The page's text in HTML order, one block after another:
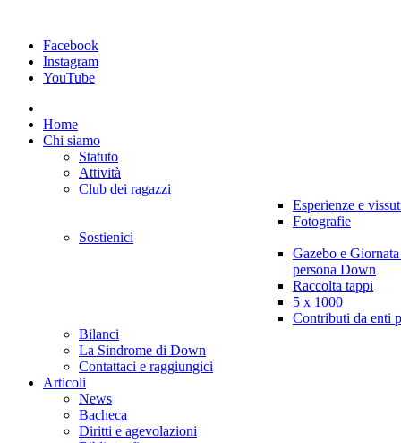
Facebook
Instagram
YouTube
Home
Chi siamo
Statuto
Attività
Club dei ragazzi
Esperienze e
Fotografie
Sostienici
Gazebo e
persona Down
Raccolta tappi
5 x 1000
Contributi da enti
Bilanci
La Sindrome di Down
Contattaci e raggiungici
Articoli
News
Bacheca
Diritti e agevolazioni